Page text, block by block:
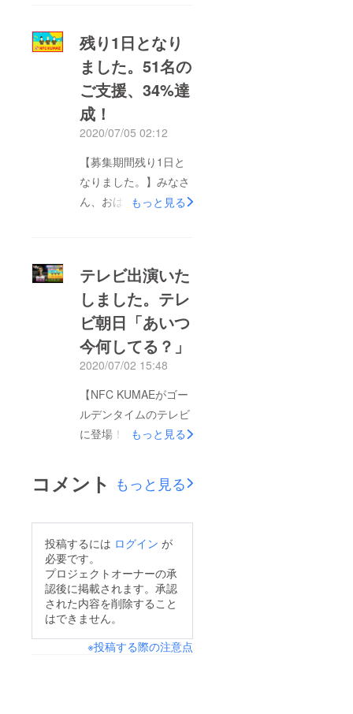
KUMAEのスポンサー
をつくりたい！」のク
ラウドファンディング
にご参加、ご協力、
シェアいただき大変あ
た。目標達成金額には
届きませんでしたが、
64名の方にご支援いた
て読ませていただき、
感動しました。カンボ
ジアの実際の活動はコ
ロナの影響もあり、８
月末か９月上旬からに
なります。私たちの活
からご覧になれますの
で、引き続き応援どう
ぞ宜しくお願い致しま
象的な言葉は、実際に
あってこそ伝わるもの
だと思っていますし、
その方法は幾通りもあ
ると思っています。思
い描いた目標や夢は表
現しない限りは幻想と
なって終わります。ど
んな形であれ、僕らの
残り1日となり
ました。51名の
ご支援、34%達
成！
2020/07/05 02:12
【募集期間残り1日と
なりました。】みなさ
ん、おはこんばんにち
りありがとうございま
す！募集期間中の最後
の投稿になると思いま
す。思えばNFC
KUMAEの構想から半
げの経緯やチーム作
り、実際にやっていき
たいことなど、一つの
ように頭によぎりま
す。やっていくことが
うめず、少し悔しい気
持ちと同時にこれだけ
不確かな挑戦にご協力
いただいている人には
とても感謝の気持ちで
いっぱいです。お一人
一人のコメントにめ
もっと見る
テレビ出演いた
しました。テレ
ビ朝日「あいつ
今何してる？」
2020/07/02 15:48
【NFC KUMAEがゴー
ルデンタイムのテレビ
に登場！】おはこんば
昨晩テレビ朝日放送の
「あいつ今なにして
した！現代の坂本龍
馬！？とかバナナキン
グとかミスターバナナ
とかメディアに出るた
けられる僕ですが、今
もっと見る
コメント もっと見る
投稿するには ログイン が
必要です。
プロジェクトオーナーの承
認後に掲載されます。承認
された内容を削除すること
はできません。
※投稿する際の注意点